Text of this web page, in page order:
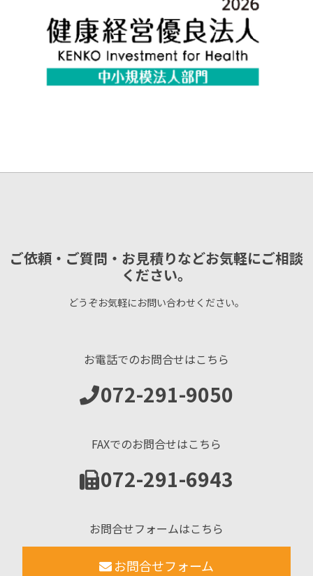
ご依頼・ご質問・お見積りなどお気軽にご相談
ください。
どうぞお気軽にお問い合わせください。
お電話でのお問合せはこちら
072-291-9050
FAXでのお問合せはこちら
072-291-6943
お問合せフォームはこちら
お問合せフォーム